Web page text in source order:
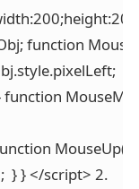
function
function
MouseUp()
} } </script> 2.